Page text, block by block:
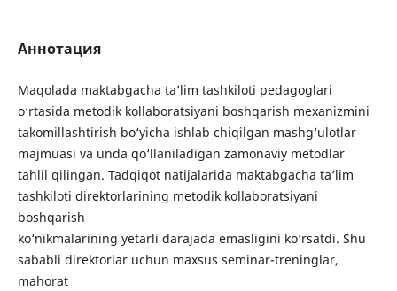
Аннотация
Maqolada maktabgacha ta’lim tashkiloti pedagoglari
o‘rtasida metodik kollaboratsiyani boshqarish mexanizmini
takomillashtirish bo‘yicha ishlab chiqilgan mashg‘ulotlar
majmuasi va unda qo‘llaniladigan zamonaviy metodlar
tahlil qilingan. Tadqiqot natijalarida maktabgacha ta’lim
tashkiloti direktorlarining metodik kollaboratsiyani
boshqarish
ko‘nikmalarining yetarli darajada emasligini ko‘rsatdi. Shu
sababli direktorlar uchun maxsus seminar-treninglar,
mahorat